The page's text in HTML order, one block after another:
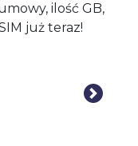
ilość GB,
już teraz!